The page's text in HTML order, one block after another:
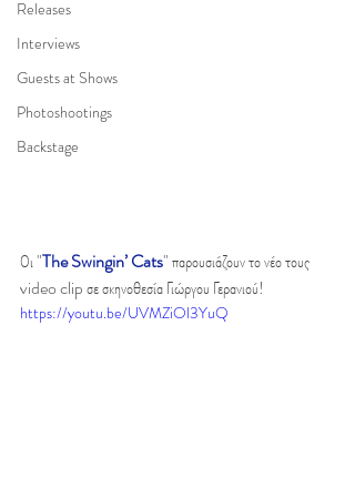
Releases
Interviews
Guests at Shows
Photoshootings
Backstage
Οι "The Swingin’ Cats" παρουσιάζουν το νέο τους
video clip σε σκηνοθεσία Γιώργου Γερανιού!
https://youtu.be/UVMZiOl3YuQ